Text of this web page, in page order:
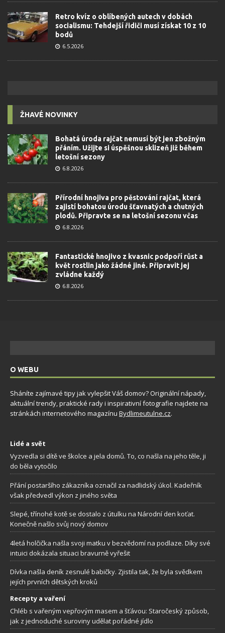
Retro kvíz o oblíbených autech v dobách
socialismu: Tehdejší řidiči musí získat 10 z 10
bodů
6.5.2026
ŽHAVÉ NOVINKY
Bohatá úroda rajčat nemusí být jen zbožným
přáním. Užijte si úspěšnou sklizeň již během
letošní sezony
6.8.2026
Přírodní hnojiva pro pěstování rajčat, která
zajistí bohatou úrodu šťavnatých a chutných
plodů. Připravte se na letošní sezonu včas
6.8.2026
Fantastické hnojivo z kvasnic podpoří růst a
květ rostlin jako žádné jiné. Připravit jej
zvládne každý
6.8.2026
O WEBU
Sháníte zajímavé tipy jak vylepšit Váš domov? Originální nápady,
aktuální trendy, praktické rady i inspirativní fotografie najdete na
stránkách internetového magazínu Bydlimeutulne.cz.
Lidé a svět
Vyzvedla si dítě ve školce a jela domů. To, co našla na jeho těle, ji
do běla vytočilo
Přání postaršího zákazníka označil za nadlidský úkol. Kadeřník
však předvedl výkon z jiného světa
Slepé, třínohé kotě se dostalo z útulku na Národní den koťat.
Konečně našlo svůj nový domov
4letá holčička našla svoji matku v bezvědomí na podlaze. Díky své
intuici dokázala situaci bravurně vyřešit
Dívka našla deník zesnulé babičky. Zjistila tak, že byla svědkem
jejích prvních dětských kroků
Recepty a vaření
Chléb s vařeným vepřovým masem a šťávou: Staročeský způsob,
jak z jednoduché suroviny udělat pořádné jídlo